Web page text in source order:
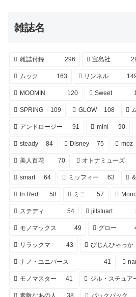
雑誌名
雑誌付録 296 宝島社
ムック 163 リンネル
MOOMIN 120 Sweet
SPRiNG 109 GLOW 108
アンドロージー 91 mini 90
steady 84 Disney 75 moz
美人百花 70 オトナミューズ
smart 64 ミッフィー 63
In Red 58 ミニ 57
ステディ 54 jillstuart
モノマックス 49 グロー
リラックマ 43 びじんひゃっか
ナノ・ユニバース 41
モノマスター 41 ジル・スチュア
素敵なあの人 38 バックパック